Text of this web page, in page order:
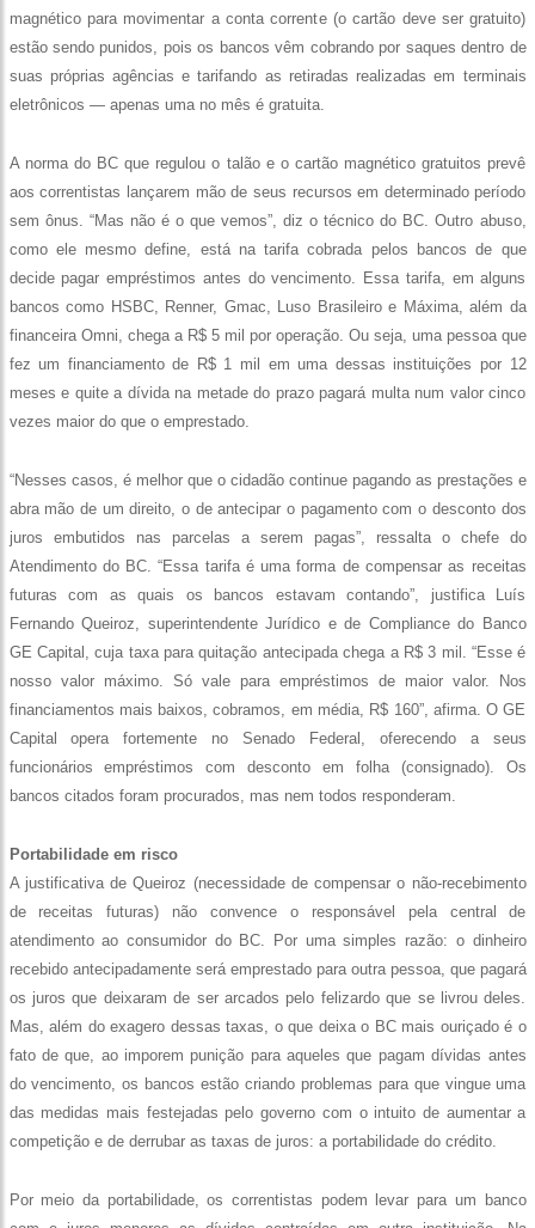
magnético para movimentar a conta corrente (o cartão deve ser gratuito)
estão sendo punidos, pois os bancos vêm cobrando por saques dentro de
suas próprias agências e tarifando as retiradas realizadas em terminais
eletrônicos — apenas uma no mês é gratuita.
A norma do BC que regulou o talão e o cartão magnético gratuitos prevê
aos correntistas lançarem mão de seus recursos em determinado período
sem ônus. “Mas não é o que vemos”, diz o técnico do BC. Outro abuso,
como ele mesmo define, está na tarifa cobrada pelos bancos de que
decide pagar empréstimos antes do vencimento. Essa tarifa, em alguns
bancos como HSBC, Renner, Gmac, Luso Brasileiro e Máxima, além da
financeira Omni, chega a R$ 5 mil por operação. Ou seja, uma pessoa que
fez um financiamento de R$ 1 mil em uma dessas instituições por 12
meses e quite a dívida na metade do prazo pagará multa num valor cinco
vezes maior do que o emprestado.
“Nesses casos, é melhor que o cidadão continue pagando as prestações e
abra mão de um direito, o de antecipar o pagamento com o desconto dos
juros embutidos nas parcelas a serem pagas”, ressalta o chefe do
Atendimento do BC. “Essa tarifa é uma forma de compensar as receitas
futuras com as quais os bancos estavam contando”, justifica Luís
Fernando Queiroz, superintendente Jurídico e de Compliance do Banco
GE Capital, cuja taxa para quitação antecipada chega a R$ 3 mil. “Esse é
nosso valor máximo. Só vale para empréstimos de maior valor. Nos
financiamentos mais baixos, cobramos, em média, R$ 160”, afirma. O GE
Capital opera fortemente no Senado Federal, oferecendo a seus
funcionários empréstimos com desconto em folha (consignado). Os
bancos citados foram procurados, mas nem todos responderam.
Portabilidade em risco
A justificativa de Queiroz (necessidade de compensar o não-recebimento
de receitas futuras) não convence o responsável pela central de
atendimento ao consumidor do BC. Por uma simples razão: o dinheiro
recebido antecipadamente será emprestado para outra pessoa, que pagará
os juros que deixaram de ser arcados pelo felizardo que se livrou deles.
Mas, além do exagero dessas taxas, o que deixa o BC mais ouriçado é o
fato de que, ao imporem punição para aqueles que pagam dívidas antes
do vencimento, os bancos estão criando problemas para que vingue uma
das medidas mais festejadas pelo governo com o intuito de aumentar a
competição e de derrubar as taxas de juros: a portabilidade do crédito.
Por meio da portabilidade, os correntistas podem levar para um banco